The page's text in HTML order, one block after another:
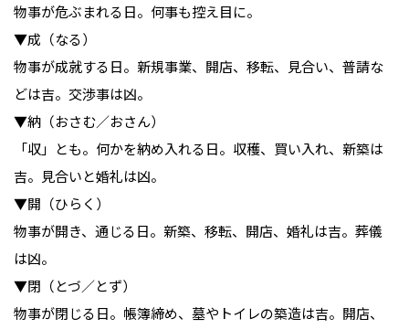
物事が危ぶまれる日。何事も控え目に。
▼成（なる）
物事が成就する日。新規事業、開店、移転、見合い、普請な
どは吉。交渉事は凶。
▼納（おさむ／おさん）
「収」とも。何かを納め入れる日。収穫、買い入れ、新築は
吉。見合いと婚礼は凶。
▼開（ひらく）
物事が開き、通じる日。新築、移転、開店、婚礼は吉。葬儀
は凶。
▼閉（とづ／とず）
物事が閉じる日。帳簿締め、墓やトイレの築造は吉。開店、